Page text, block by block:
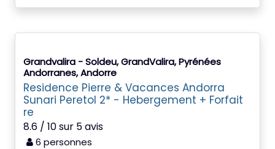
Grandvalira - Soldeu, GrandValira, Pyrénées
Andorranes, Andorre
Residence Pierre & Vacances Andorra
Sunari Peretol 2* - Hebergement + Forfait
re
8.6 / 10 sur 5 avis
6 personnes